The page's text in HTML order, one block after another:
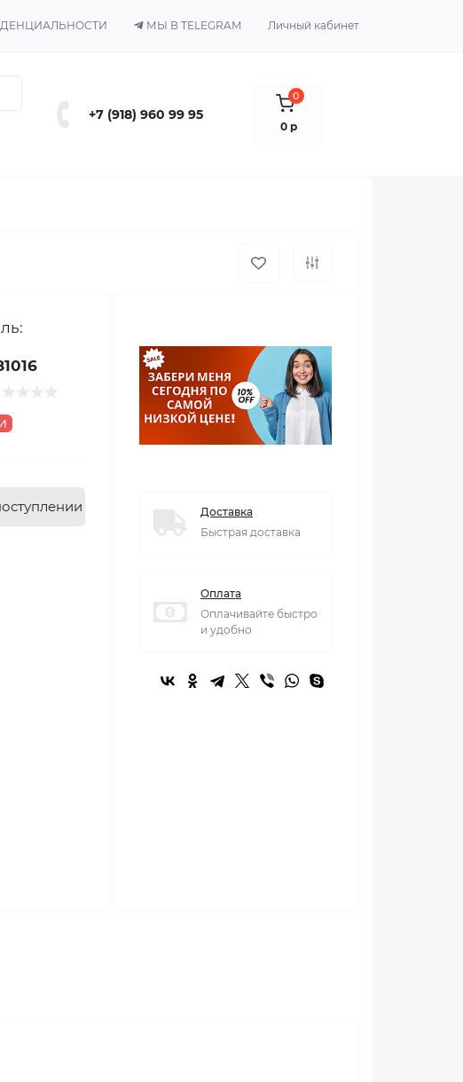
МЫ В TELEGRAM Личный кабинет
+7 (918) 960 99 95
0
0 р
Доставка
Быстрая доставка
Оплата
Оплачивайте быстро
и удобно